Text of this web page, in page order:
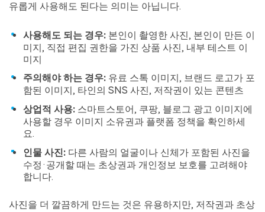
유롭게 사용해도 된다는 의미는 아닙니다.
사용해도 되는 경우: 본인이 촬영한 사진, 본인이 만든 이
미지, 직접 편집 권한을 가진 상품 사진, 내부 테스트 이
미지
주의해야 하는 경우: 유료 스톡 이미지, 브랜드 로고가 포
함된 이미지, 타인의 SNS 사진, 저작권이 있는 콘텐츠
상업적 사용: 스마트스토어, 쿠팡, 블로그 광고 이미지에
사용할 경우 이미지 소유권과 플랫폼 정책을 확인하세
요.
인물 사진: 다른 사람의 얼굴이나 신체가 포함된 사진을
수정·공개할 때는 초상권과 개인정보 보호를 고려해야
합니다.
사진을 더 깔끔하게 만드는 것은 유용하지만, 저작권과 초상